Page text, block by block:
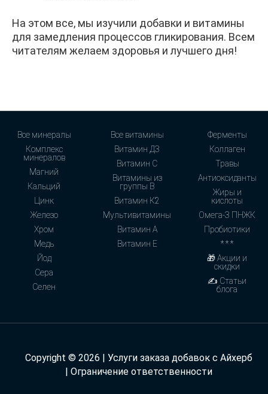
На этом все, мы изучили добавки и витамины
для замедления процессов гликирования. Всем
читателям желаем здоровья и лучшего дня!
Все минералы
Комплекс
минералов
Магний
Кальций
Цинк
Железо
Хром
Медь
Йод
Сера
Селен
Все витамины
Витамин Д3
Витамин С
Витамины из
группы В
Витамин К2
Мультивитамины
Витамин А
Витамин Е
Ферменты
Коллаген
Травы
Антиоксиданты
Жиры и
кислоты
Омега-3 ПНЖК
Пробиотики
* * *
🎁 Акции и
скидки
✍ Статьи
блога
Copyright © 2026 | Услуги заказа добавок с Айхерб
| Ограничение ответственности